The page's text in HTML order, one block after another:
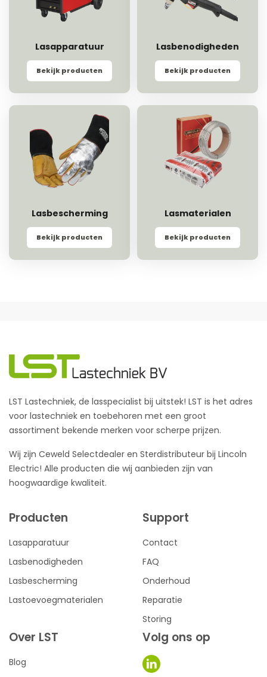
Lasapparatuur
Bekijk producten
Lasbenodigheden
Bekijk producten
Lasbescherming
Bekijk producten
Lasmaterialen
Bekijk producten
LST Lastechniek, de lasspecialist bij uitstek! LST is het adres
voor lastechniek en toebehoren met een groot
assortiment bekende merken voor scherpe prijzen.
Wij zijn Ceweld Selectdealer en Sterdistributeur bij Lincoln
Electric! Alle producten die wij aanbieden zijn van
hoogwaardige kwaliteit.
Producten
Lasapparatuur
Lasbenodigheden
Lasbescherming
Lastoevoegmaterialen
Support
Contact
FAQ
Onderhoud
Reparatie
Storing
Over LST
Blog
Volg ons op